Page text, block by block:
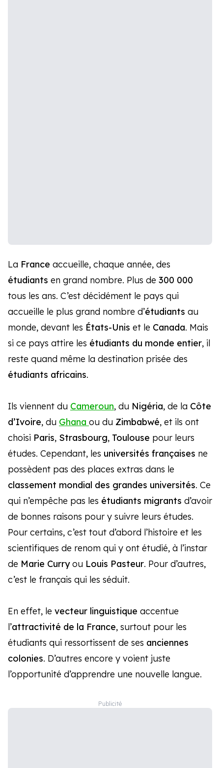
La France accueille, chaque année, des
étudiants en grand nombre. Plus de 300 000
tous les ans. C’est décidément le pays qui
accueille le plus grand nombre d’étudiants au
monde, devant les États-Unis et le Canada. Mais
si ce pays attire les étudiants du monde entier, il
reste quand même la destination prisée des
étudiants africains.
Ils viennent du Cameroun, du Nigéria, de la Côte
d’Ivoire, du Ghana ou du Zimbabwé, et ils ont
choisi Paris, Strasbourg, Toulouse pour leurs
études. Cependant, les universités françaises ne
possèdent pas des places extras dans le
classement mondial des grandes universités. Ce
qui n’empêche pas les étudiants migrants d’avoir
de bonnes raisons pour y suivre leurs études.
Pour certains, c’est tout d’abord l’histoire et les
scientifiques de renom qui y ont étudié, à l’instar
de Marie Curryou Louis Pasteur. Pour d’autres,
c’est le français qui les séduit.
En effet, le vecteur linguistique accentue
l’attractivité de la France, surtout pour les
étudiants qui ressortissent de ses anciennes
colonies. D’autres encore y voient juste
l’opportunité d’apprendre une nouvelle langue.